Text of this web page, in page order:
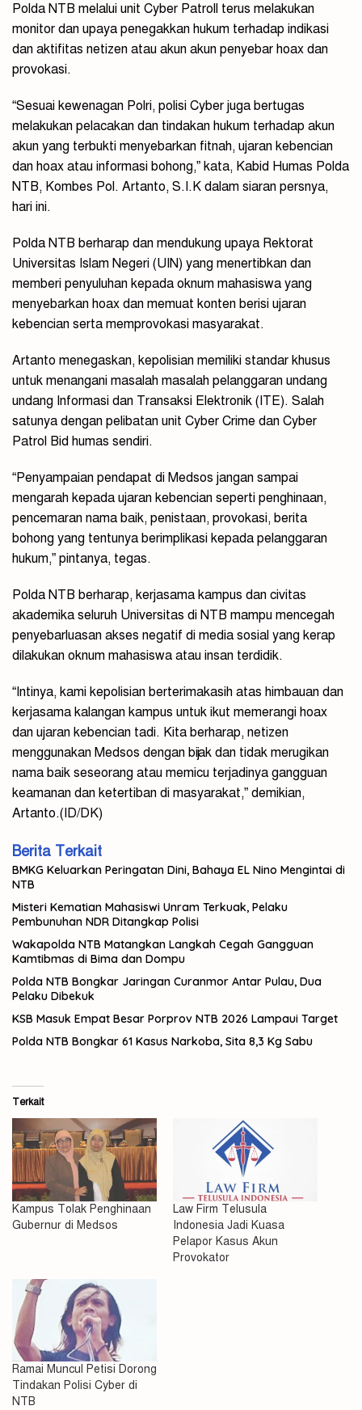
Polda NTB melalui unit Cyber Patroll terus melakukan
monitor dan upaya penegakkan hukum terhadap indikasi
dan aktifitas netizen atau akun akun penyebar hoax dan
provokasi.
“Sesuai kewenagan Polri, polisi Cyber juga bertugas
melakukan pelacakan dan tindakan hukum terhadap akun
akun yang terbukti menyebarkan fitnah, ujaran kebencian
dan hoax atau informasi bohong,” kata, Kabid Humas Polda
NTB, Kombes Pol. Artanto, S.I.K dalam siaran persnya,
hari ini.
Polda NTB berharap dan mendukung upaya Rektorat
Universitas Islam Negeri (UIN) yang menertibkan dan
memberi penyuluhan kepada oknum mahasiswa yang
menyebarkan hoax dan memuat konten berisi ujaran
kebencian serta memprovokasi masyarakat.
Artanto menegaskan, kepolisian memiliki standar khusus
untuk menangani masalah masalah pelanggaran undang
undang Informasi dan Transaksi Elektronik (ITE). Salah
satunya dengan pelibatan unit Cyber Crime dan Cyber
Patrol Bid humas sendiri.
“Penyampaian pendapat di Medsos jangan sampai
mengarah kepada ujaran kebencian seperti penghinaan,
pencemaran nama baik, penistaan, provokasi, berita
bohong yang tentunya berimplikasi kepada pelanggaran
hukum,” pintanya, tegas.
Polda NTB berharap, kerjasama kampus dan civitas
akademika seluruh Universitas di NTB mampu mencegah
penyebarluasan akses negatif di media sosial yang kerap
dilakukan oknum mahasiswa atau insan terdidik.
“Intinya, kami kepolisian berterimakasih atas himbauan dan
kerjasama kalangan kampus untuk ikut memerangi hoax
dan ujaran kebencian tadi. Kita berharap, netizen
menggunakan Medsos dengan bijak dan tidak merugikan
nama baik seseorang atau memicu terjadinya gangguan
keamanan dan ketertiban di masyarakat,” demikian,
Artanto.(ID/DK)
Berita Terkait
BMKG Keluarkan Peringatan Dini, Bahaya EL Nino Mengintai di
NTB
Misteri Kematian Mahasiswi Unram Terkuak, Pelaku
Pembunuhan NDR Ditangkap Polisi
Wakapolda NTB Matangkan Langkah Cegah Gangguan
Kamtibmas di Bima dan Dompu
Polda NTB Bongkar Jaringan Curanmor Antar Pulau, Dua
Pelaku Dibekuk
KSB Masuk Empat Besar Porprov NTB 2026 Lampaui Target
Polda NTB Bongkar 61 Kasus Narkoba, Sita 8,3 Kg Sabu
Terkait
Kampus Tolak Penghinaan
Gubernur di Medsos
Law Firm Telusula
Indonesia Jadi Kuasa
Pelapor Kasus Akun
Provokator
Ramai Muncul Petisi Dorong
Tindakan Polisi Cyber di
NTB